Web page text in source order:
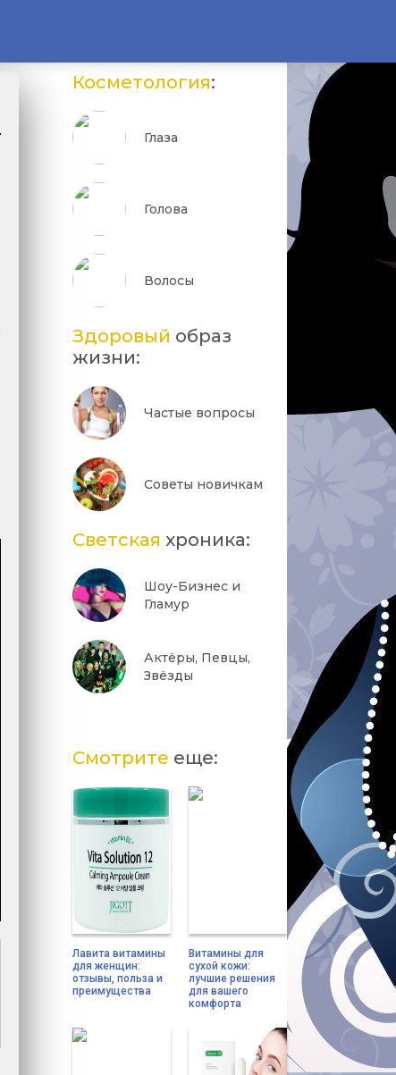
Косметология:
Глаза
Голова
Волосы
Здоровый образ
жизни:
Частые вопросы
Советы новичкам
Светская хроника:
Шоу-Бизнес и
Гламур
Актёры, Певцы,
Звёзды
Смотрите еще:
Лавита витамины
для женщин:
отзывы, польза и
преимущества
Витамины для
сухой кожи:
лучшие решения
для вашего
комфорта